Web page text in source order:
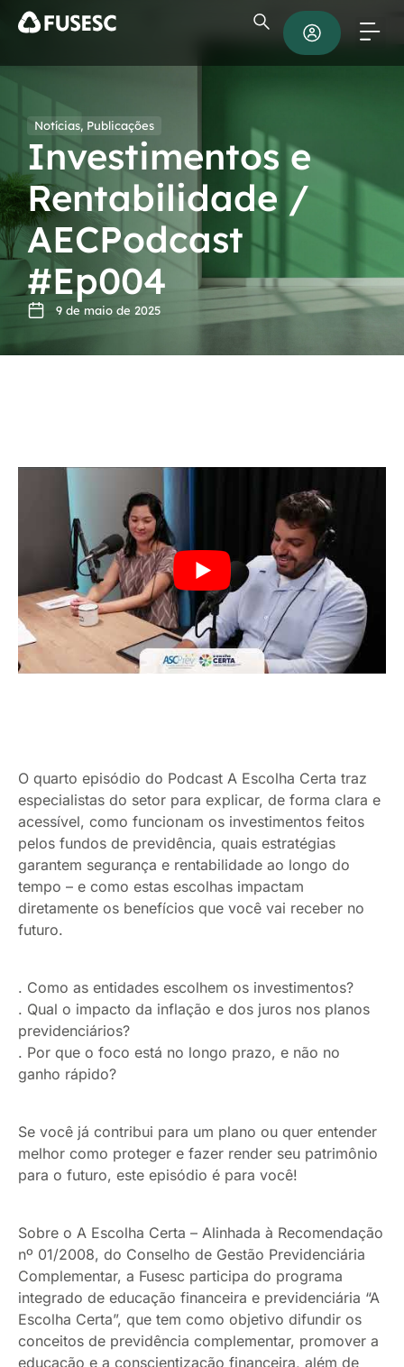
Notícias, Publicações
Investimentos e
Rentabilidade /
AECPodcast
#Ep004
9 de maio de 2025
O quarto episódio do Podcast A Escolha Certa traz
especialistas do setor para explicar, de forma clara e
acessível, como funcionam os investimentos feitos
pelos fundos de previdência, quais estratégias
garantem segurança e rentabilidade ao longo do
tempo – e como estas escolhas impactam
diretamente os benefícios que você vai receber no
futuro.
. Como as entidades escolhem os investimentos?
. Qual o impacto da inflação e dos juros nos planos
previdenciários?
. Por que o foco está no longo prazo, e não no
ganho rápido?
Se você já contribui para um plano ou quer entender
melhor como proteger e fazer render seu patrimônio
para o futuro, este episódio é para você!
Sobre o A Escolha Certa – Alinhada à Recomendação
nº 01/2008, do Conselho de Gestão Previdenciária
Complementar, a Fusesc participa do programa
integrado de educação financeira e previdenciária “A
Escolha Certa”, que tem como objetivo difundir os
conceitos de previdência complementar, promover a
educação e a conscientização financeira, além de